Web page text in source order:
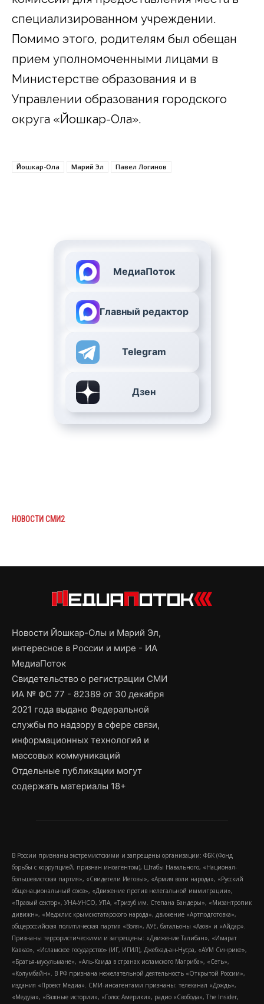
специализированном учреждении.
Помимо этого, родителям был обещан
прием уполномоченными лицами в
Министерстве образования и в
Управлении образования городского
округа «Йошкар-Ола».
Йошкар-Ола Марий Эл Павел Логинов
МедиаПоток
Главный редактор
Telegram
Дзен
НОВОСТИ СМИ2
Новости Йошкар-Олы и Марий Эл,
интересное в России и мире - ИА
МедиаПоток
Свидетельство о регистрации СМИ
ИА № ФС 77 - 82389 от 30 декабря
2021 года выдано Федеральной
службы по надзору в сфере связи,
информационных технологий и
массовых коммуникаций
Отдельные публикации могут
содержать материалы 18+
В России признаны экстремистскими и запрещены организации: ФБК (Фонд
борьбы с коррупцией, признан иноагентом), Штабы Навального, «Национал-
большевистская партия», «Свидетели Иеговы», «Армия воли народа», «Русский
общенациональный союз», «Движение против нелегальной иммиграции»,
«Правый сектор», УНА-УНСО, УПА, «Тризуб им. Степана Бандеры», «Мизантропик
дивижн», «Меджлис крымскотатарского народа», движение «Артподготовка»,
общероссийская политическая партия «Воля», АУЕ, батальоны «Азов» и «Айдар».
Признаны террористическими и запрещены: «Движение Талибан», «Имарат
Кавказ», «Исламское государство» (ИГ, ИГИЛ), Джебхад-ан-Нусра, «АУМ Синрике»,
«Братья-мусульмане», «Аль-Каида в странах исламского Магриба», «Сеть»,
«Колумбайн». В РФ признана нежелательной деятельность «Открытой России»,
издания «Проект Медиа». СМИ-иноагентами признаны: телеканал «Дождь»,
«Медуза», «Важные истории», «Голос Америки», радио «Свобода», The Insider,